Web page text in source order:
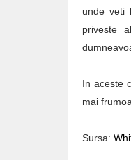
unde veti
priveste
In aceste
mai
Sursa: